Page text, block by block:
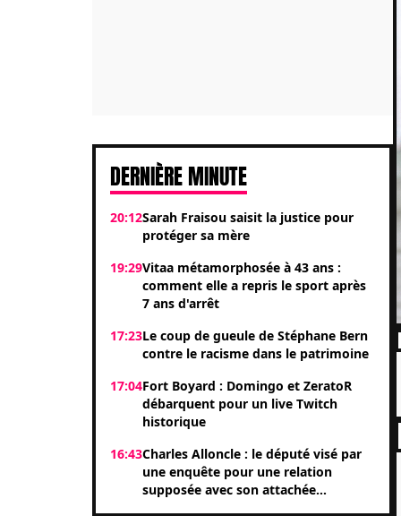
DERNIÈRE MINUTE
20:12Sarah Fraisou saisit la justice pour
protéger sa mère
19:29Vitaa métamorphosée à 43 ans :
comment elle a repris le sport après
7 ans d'arrêt
17:23Le coup de gueule de Stéphane Bern
contre le racisme dans le patrimoine
17:04Fort Boyard : Domingo et ZeratoR
débarquent pour un live Twitch
historique
16:43Charles Alloncle : le député visé par
une enquête pour une relation
supposée avec son attachée